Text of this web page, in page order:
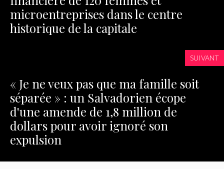
microentreprises dans le centre
historique de la capitale
SUIVANT
« Je ne veux pas que ma famille soit
séparée » : un Salvadorien écope
d'une amende de 1,8 million de
dollars pour avoir ignoré son
expulsion